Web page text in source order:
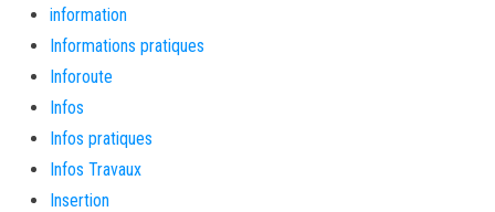
information
Informations pratiques
Inforoute
Infos
Infos pratiques
Infos Travaux
Insertion